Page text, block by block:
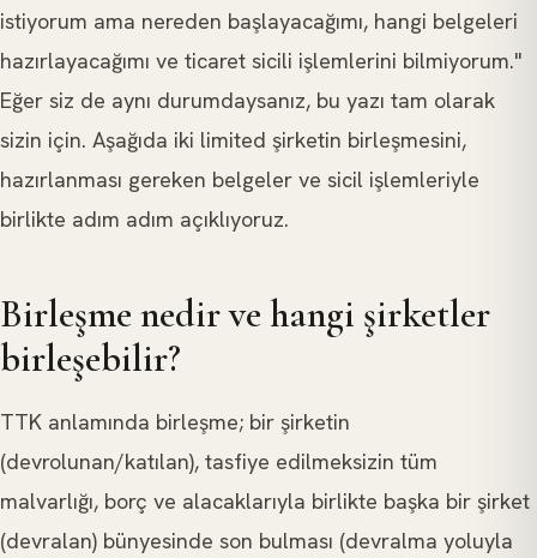
istiyorum ama nereden başlayacağımı, hangi belgeleri
hazırlayacağımı ve ticaret sicili işlemlerini bilmiyorum."
Eğer siz de aynı durumdaysanız, bu yazı tam olarak
sizin için. Aşağıda iki limited şirketin birleşmesini,
hazırlanması gereken belgeler ve sicil işlemleriyle
birlikte adım adım açıklıyoruz.
Birleşme nedir ve hangi şirketler
birleşebilir?
TTK anlamında birleşme; bir şirketin
(devrolunan/katılan), tasfiye edilmeksizin tüm
malvarlığı, borç ve alacaklarıyla birlikte başka bir şirket
(devralan) bünyesinde son bulması (devralma yoluyla